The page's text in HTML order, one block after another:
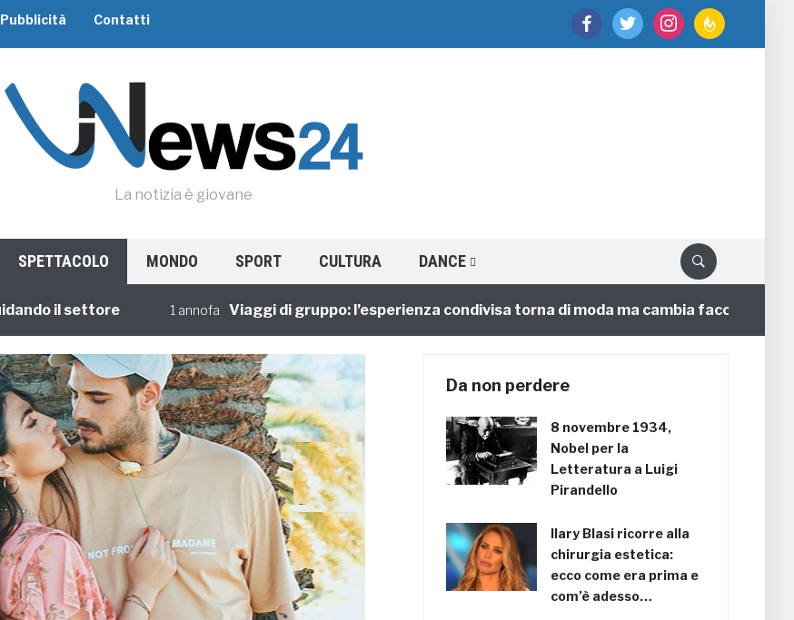
facebooktwitter instagramfeedburner
Pubblicità Contatti
La notizia è giovane
SPETTACOLO MONDO SPORT CULTURA DANCE
il settore 1 annofa Viaggi di gruppo: l’esperienza condivisa torna di moda ma cambia faccia
Da non perdere
8 novembre 1934,
Nobel per la
Letteratura a Luigi
Pirandello
Ilary Blasi ricorre alla
chirurgia estetica:
ecco come era prima e
com’è adesso…